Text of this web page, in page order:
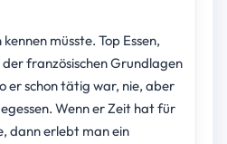
müsste. Top Essen,
französischen Grundlagen
er schon tätig war, nie, aber
Wenn er Zeit hat für
dann erlebt man ein